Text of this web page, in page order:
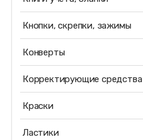
Кнопки, скрепки, зажимы
Конверты
Корректирующие средства
Краски
Ластики